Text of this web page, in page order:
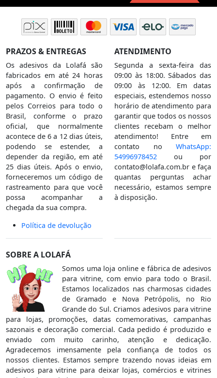
PRAZOS & ENTREGAS
Os adesivos da Lolafá são
fabricados em até 24 horas
após a confirmação de
pagamento. O envio é feito
pelos Correios para todo o
Brasil, conforme o prazo
oficial, que normalmente
acontece de 6 a 12 dias úteis,
podendo se estender, a
depender da região, em até
25 dias úteis. Após o envio,
forneceremos um código de
rastreamento para que você
possa acompanhar a
chegada da sua compra.
Política de devolução
ATENDIMENTO
Segunda a sexta-feira das
09:00 às 18:00. Sábados das
09:00 às 12:00. Em datas
especiais, estendemos nosso
horário de atendimento para
garantir que todos os nossos
clientes recebam o melhor
atendimento! Entre em
contato no WhatsApp:
54996978452 ou por
contato@lolafa.com.br e faça
quantas perguntas achar
necessário, estamos sempre
à disposição.
SOBRE A LOLAFÁ
Somos uma loja online e fábrica de adesivos
para vitrine, com envio para todo o Brasil.
Estamos localizados nas charmosas cidades
de Gramado e Nova Petrópolis, no Rio
Grande do Sul. Criamos adesivos para vitrine
para lojas, promoções, datas comemorativas, campanhas
sazonais e decoração comercial. Cada pedido é produzido e
enviado com muito carinho, atenção e dedicação.
Agradecemos imensamente pela confiança de todos os
nossos clientes. Estamos sempre trazendo novas ideias em
adesivos para vitrine para deixar lojas, comércios e vitrines